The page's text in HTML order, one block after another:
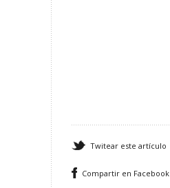
Twitear este artículo
Compartir en Facebook